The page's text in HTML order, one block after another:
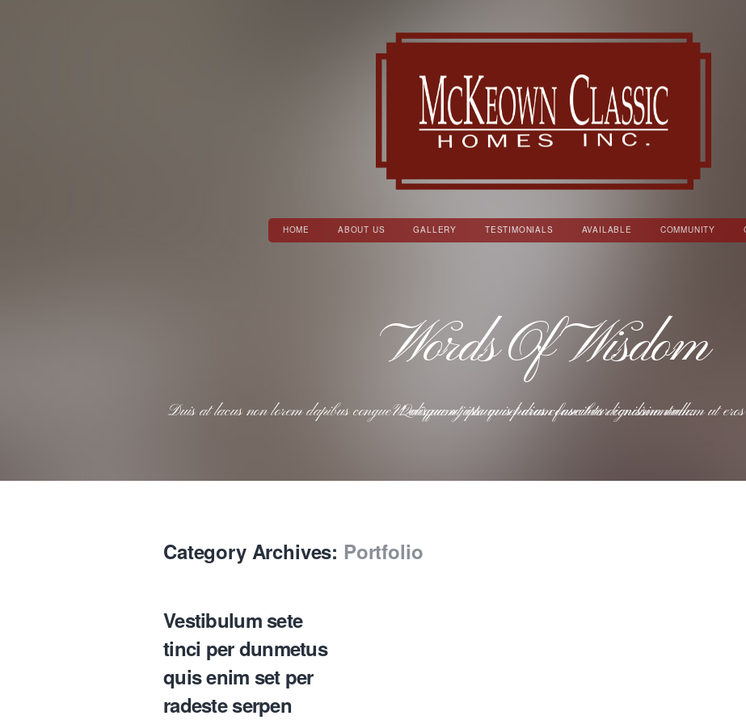
HOME ABOUT US GALLERY TESTIMONIALS AVAILABLE COMMUNITY
Words Of Wisdom
Duis at lacus non lorem dapibus congue. Quisque ut ipsum vel diam faucibus dignissim nullam ut eros id massa molestie ullamcorper. Ut aliquam justo quis purus consectetur condimentum.
Category Archives: Portfolio
Vestibulum sete
tinci per dunmetus
quis enim set per
radeste serpen